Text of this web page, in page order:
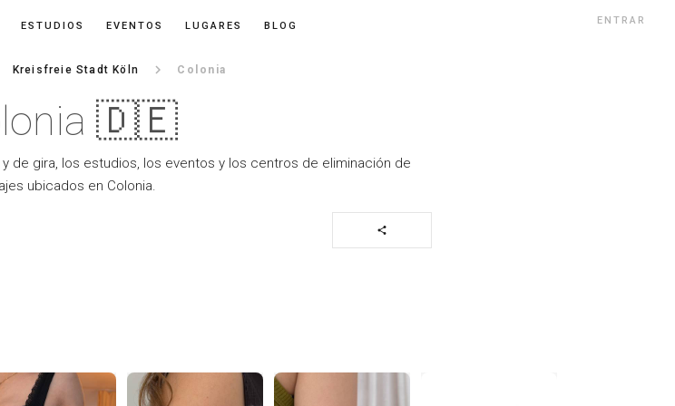
ESTUDIOS EVENTOS LUGARES BLOG ENTRAR
Kreisfreie Stadt Köln keyboard_arrow_right Colonia
🇩🇪
de gira, los estudios, los eventos y los centros de eliminación de
ubicados en Colonia.
share